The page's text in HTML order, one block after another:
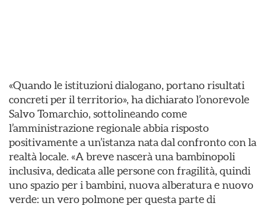
«Quando le istituzioni dialogano, portano risultati
concreti per il territorio», ha dichiarato l’onorevole
Salvo Tomarchio, sottolineando come
l’amministrazione regionale abbia risposto
positivamente a un’istanza nata dal confronto con la
realtà locale. «A breve nascerà una bambinopoli
inclusiva, dedicata alle persone con fragilità, quindi
uno spazio per i bambini, nuova alberatura e nuovo
verde: un vero polmone per questa parte di